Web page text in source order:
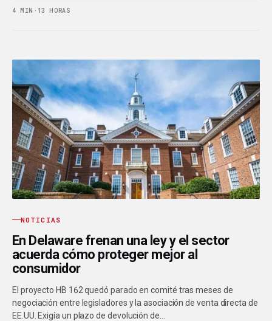
4 MIN · 13 HORAS
NOTICIAS
En Delaware frenan una ley y el sector
acuerda cómo proteger mejor al
consumidor
El proyecto HB 162 quedó parado en comité tras meses de
negociación entre legisladores y la asociación de venta directa de
EE.UU. Exigía un plazo de devolución de…